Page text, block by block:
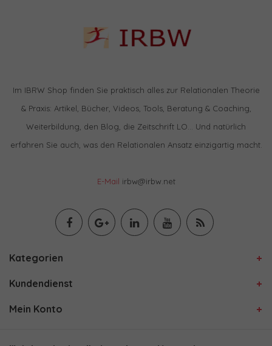
Im IBRW Shop finden Sie praktisch alles zur Relationalen Theorie
& Praxis: Artikel, Bücher, Videos, Tools, Beratung & Coaching,
Weiterbildung, den Blog, die Zeitschrift LO… Und natürlich
erfahren Sie auch, was den Relationalen Ansatz einzigartig macht.
E-Mail irbw@irbw.net
Kategorien
Kundendienst
Mein Konto